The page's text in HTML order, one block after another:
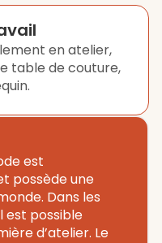
en atelier,
table de couture,
est
possède une
Dans les
est possible
d’atelier. Le